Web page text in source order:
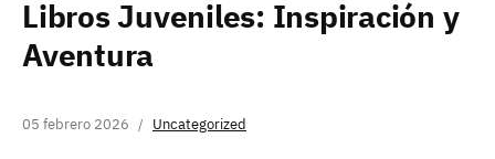
Libros Juveniles: Inspiración y
Aventura
05 febrero 2026 Uncategorized